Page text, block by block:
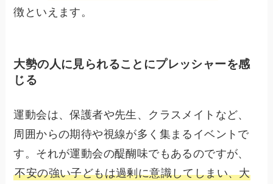
徴といえます。
大勢の人に見られることにプレッシャーを感
じる
運動会は、保護者や先生、クラスメイトなど、
周囲からの期待や視線が多く集まるイベントで
す。それが運動会の醍醐味でもあるのですが、
不安の強い子どもは過剰に意識してしまい、大